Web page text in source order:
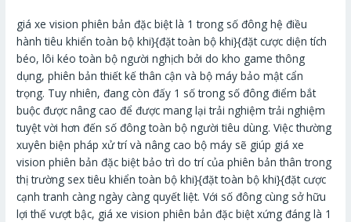
giá xe vision phiên bản đặc biệt là 1 trong số đông hệ điều
hành tiêu khiển toàn bộ khi}{đặt toàn bộ khi}{đặt cược diện tích
béo, lôi kéo toàn bộ người nghịch bởi do kho game thông
dụng, phiên bản thiết kế thân cận và bộ máy bảo mật cẩn
trọng. Tuy nhiên, đang còn đấy 1 số trong số đông điểm bắt
buộc được nâng cao để được mang lại trải nghiệm trải nghiệm
tuyệt vời hơn đến số đông toàn bộ người tiêu dùng. Việc thường
xuyên biện pháp xử trí và nâng cao bộ máy sẽ giúp giá xe
vision phiên bản đặc biệt bảo trì do trí của phiên bản thân trong
thị trường sex tiêu khiển toàn bộ khi}{đặt toàn bộ khi}{đặt cược
cạnh tranh càng ngày càng quyết liệt. Với số đông cùng sở hữu
lợi thế vượt bậc, giá xe vision phiên bản đặc biệt xứng đáng là 1